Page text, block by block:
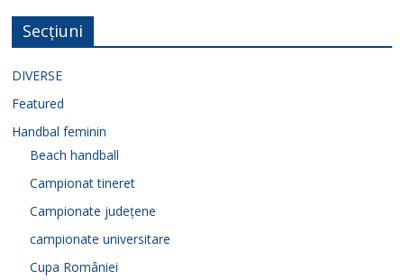
Secțiuni
DIVERSE
Featured
Handbal feminin
Beach handball
Campionat tineret
Campionate județene
campionate universitare
Cupa României